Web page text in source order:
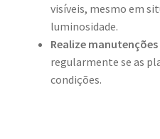
visíveis, mesmo em
luminosidade.
Realize
regularmente se as
condições.